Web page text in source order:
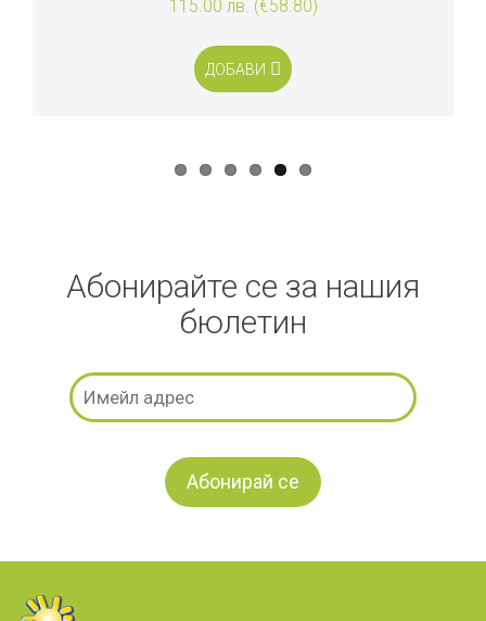
Абонирайте се за нашия
бюлетин